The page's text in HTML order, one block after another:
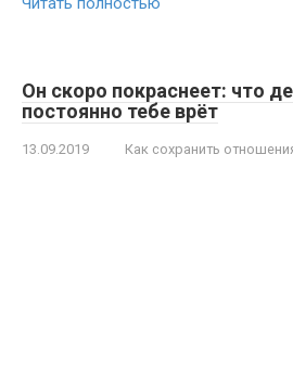
Он скоро покраснеет: что
постоянно тебе врёт
13.09.2019 Как сохранить